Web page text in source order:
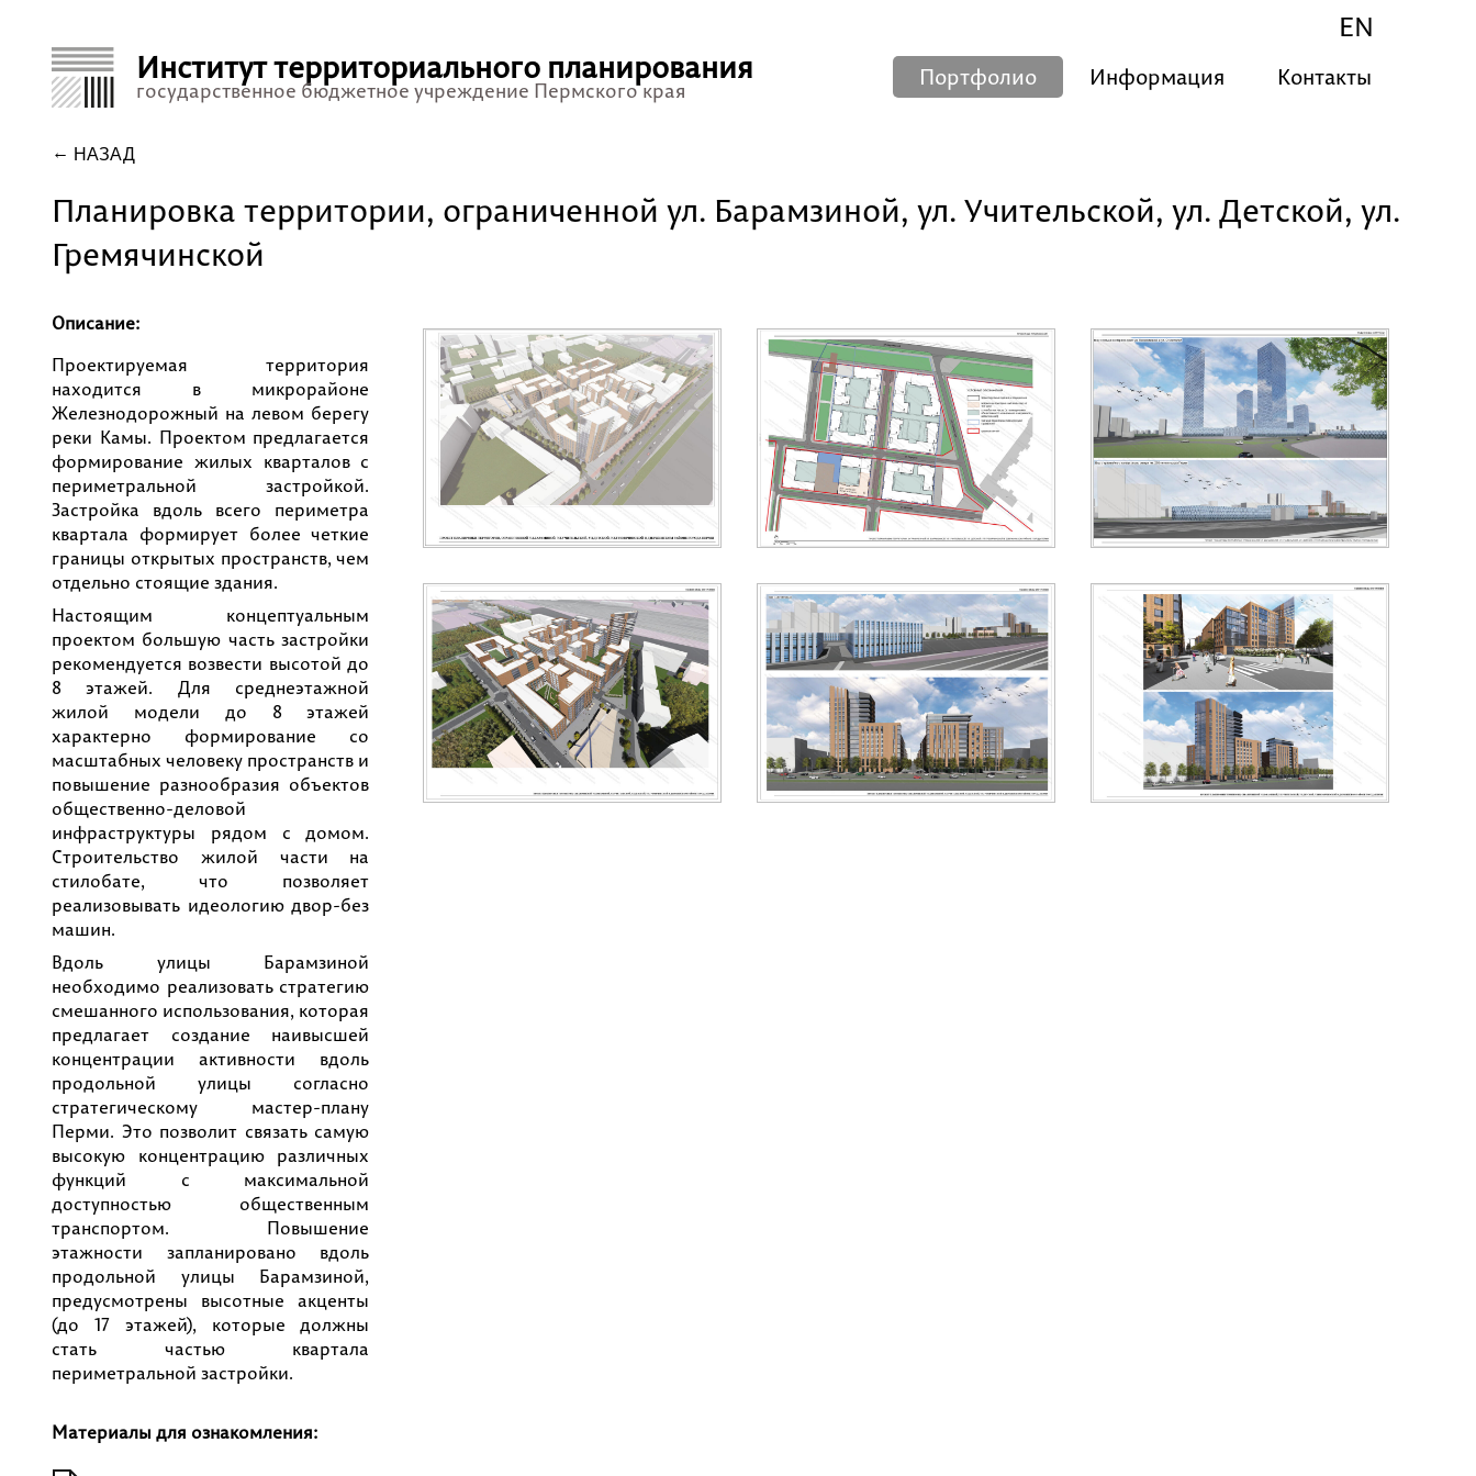
EN
Институт территориального планирования
государственное бюджетное учреждение Пермского края
Портфолио Информация Контакты
НАЗАД
Планировка территории, ограниченной ул. Барамзиной, ул. Учительской, ул. Детской, ул.
Гремячинской
Описание:
Проектируемая территория
находится в микрорайоне
Железнодорожный на левом берегу
реки Камы. Проектом предлагается
формирование жилых кварталов с
периметральной застройкой.
Застройка вдоль всего периметра
квартала формирует более четкие
границы открытых пространств, чем
отдельно стоящие здания.
Настоящим концептуальным
проектом большую часть застройки
рекомендуется возвести высотой до
8 этажей. Для среднеэтажной
жилой модели до 8 этажей
характерно формирование со
масштабных человеку пространств и
повышение разнообразия объектов
общественно-деловой
инфраструктуры рядом с домом.
Строительство жилой части на
стилобате, что позволяет
реализовывать идеологию двор-без
машин.
Вдоль улицы Барамзиной
необходимо реализовать стратегию
смешанного использования, которая
предлагает создание наивысшей
концентрации активности вдоль
продольной улицы согласно
стратегическому мастер-плану
Перми. Это позволит связать самую
высокую концентрацию различных
функций с максимальной
доступностью общественным
транспортом. Повышение
этажности запланировано вдоль
продольной улицы Барамзиной,
предусмотрены высотные акценты
(до 17 этажей), которые должны
стать частью квартала
периметральной застройки.
Материалы для ознакомления: